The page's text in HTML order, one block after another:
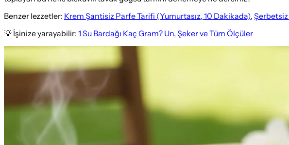
Benzer lezzetler: Krem Şantisiz Parfe Tarifi (Yumurtasız, 10 Dakikada), Şerbetsiz
💡 İşinize yarayabilir: 1 Su Bardağı Kaç Gram? Un, Şeker ve Tüm Ölçüler